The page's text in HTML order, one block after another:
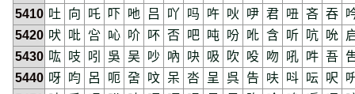
5410 吐 向 吒 吓 吔 吕 吖 吗 吘 吙 吚 君 吜 吝 吞
5420 吠 吡 吢 吣 吤 吥 否 吧 吨 吩 吪 含 听 吭 吮
5430 吰 吱 吲 吳 吴 吵 吶 吷 吸 吹 吺 吻 吼 吽 吾
5440 呀 呁 呂 呃 呄 呅 呆 呇 呈 呉 告 呋 呌 呍 呎